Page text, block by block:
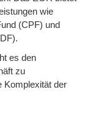
wie
(CPF) und
es den
zu
Komplexität der